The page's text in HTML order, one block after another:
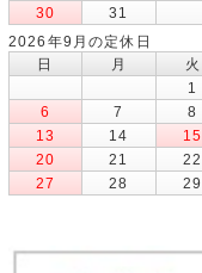
30
31
2026年9月の定休日
日
月 火
1
6
7 8
13
14 15
20
21 22
27
28 29